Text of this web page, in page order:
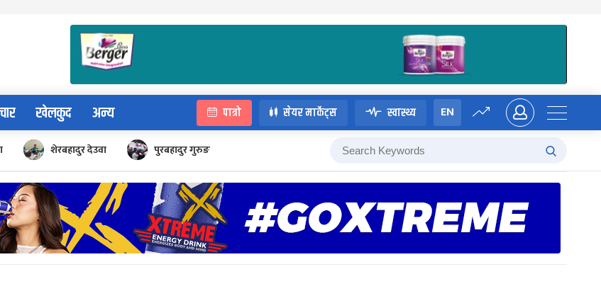
खेलकुद अन्य पात्रो सेयर मार्केट्स स्वास्थ्य EN
शेरबहादुर देउवा पुरबहादुर गुरुङ